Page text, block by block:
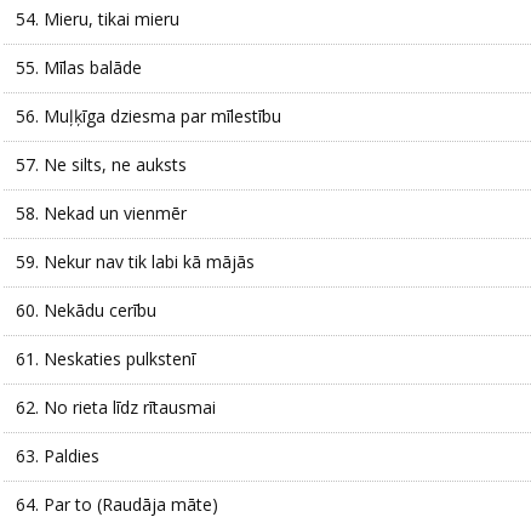
54. Mieru, tikai mieru
55. Mīlas balāde
56. Muļķīga dziesma par mīlestību
57. Ne silts, ne auksts
58. Nekad un vienmēr
59. Nekur nav tik labi kā mājās
60. Nekādu cerību
61. Neskaties pulkstenī
62. No rieta līdz rītausmai
63. Paldies
64. Par to (Raudāja māte)